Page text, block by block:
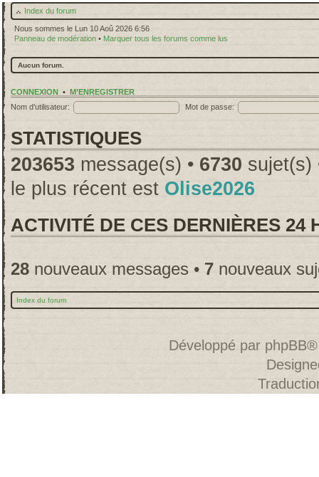
Index du forum
Nous sommes le Lun 10 Aoû 2026 6:56
Panneau de modération • Marquer tous les forums comme lus
Aucun forum.
CONNEXION • M’ENREGISTRER
Nom d’utilisateur:
Mot de passe:
STATISTIQUES
203653 message(s) • 6730 sujet(s)
le plus récent est Olise2026
ACTIVITÉ DE CES DERNIÈRES 24
28 nouveaux messages • 7 nouveaux
Index du forum
Développé par phpBB®